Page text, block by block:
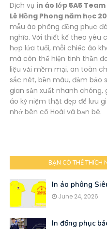
Dịch vụ in áo lớp 5A5
Lê Hồng Phong năm học
mẫu áo phông đồng phục
nghĩa. Với thiết kế theo yêu
hợp lứa tuổi, mỗi chiếc áo
mà còn thể hiện tinh thần
liệu vải mềm mại, an toàn
sắc nét, bền màu, đảm bảo
gian sản xuất nhanh chóng,
áo kỷ niệm thật đẹp để lưu
nhớ bên cô Hoài và bạn bè.
BẠN CÓ THỂ THÍCH
In áo phông
June 24, 2026
In đồng phục